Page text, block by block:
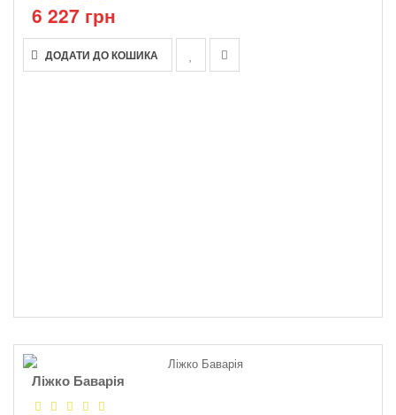
6 227 грн
ДОДАТИ ДО КОШИКА
Ліжко Баварія